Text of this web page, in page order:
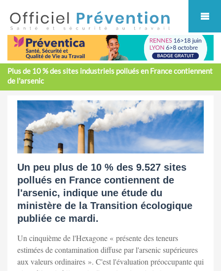
Plus de 10 % des sites industriels pollués en France contiennent
de l'arsenic
Un peu plus de 10 % des 9.527 sites
pollués en France contiennent de
l'arsenic, indique une étude du
ministère de la Transition écologique
publiée ce mardi.
Un cinquième de l'Hexagone « présente des teneurs
estimées de contamination diffuse par l'arsenic supérieures
aux valeurs ordinaires ». C'est l'évaluation préoccupante qui